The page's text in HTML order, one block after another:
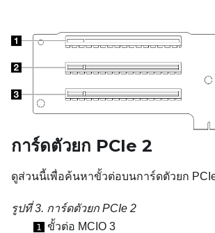
การ์ดตัวยก PCIe 2
ดูส่วนนี้เพื่อค้นหาขั้วต่อบนการ์ดตัวยก
รูปที่ 3. การ์ดตัวยก PCIe 2
1 ขั้วต่อ MCIO 3